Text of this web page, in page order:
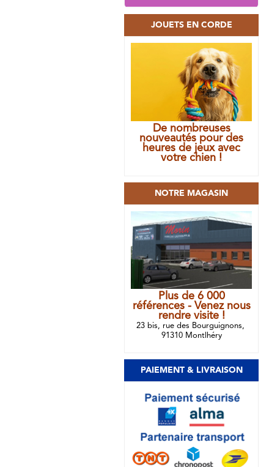
JOUETS EN CORDE
De nombreuses
nouveautés pour des
heures de jeux avec
votre chien !
NOTRE MAGASIN
Plus de 6 000
références - Venez nous
rendre visite !
23 bis, rue des Bourguignons,
91310 Montlhéry
PAIEMENT & LIVRAISON